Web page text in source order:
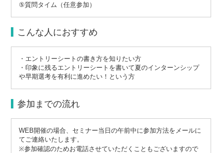
⑤質問タイム（任意参加）
こんな人におすすめ
・エントリーシートの書き方を知りたい方
・印象に残るエントリーシートを書いて夏のインターンシップ
や早期選考を有利に進めたい！という方
参加までの流れ
WEB開催の場合、セミナー当日の午前中に参加方法をメールに
てご連絡いたします。
※参加確認のためお電話させていただくこともございますので